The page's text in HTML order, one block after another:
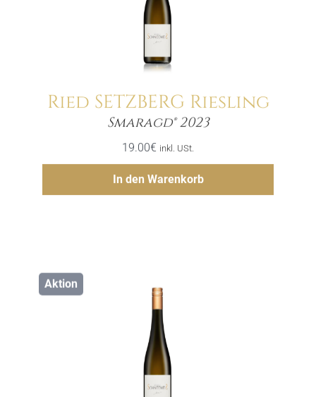
Ried SETZBERG Riesling
Smaragd® 2023
19.00€ inkl. USt.
In den Warenkorb
Menge
Hinzufügen
Aktion